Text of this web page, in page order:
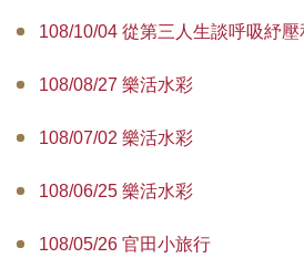
108/10/04 從第三人生談呼吸紓
108/08/27 樂活水彩
108/07/02 樂活水彩
108/06/25 樂活水彩
108/05/26 官田小旅行